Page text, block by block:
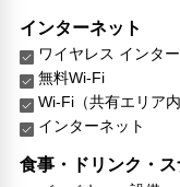
インターネット
ワイヤレス インタ
無料Wi-Fi
Wi-Fi（共有エリア内
インターネット
食事・ドリンク・